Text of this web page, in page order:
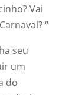
Vai
“
seu
um
do